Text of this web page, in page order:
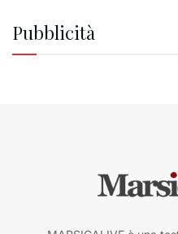
Pubblicità